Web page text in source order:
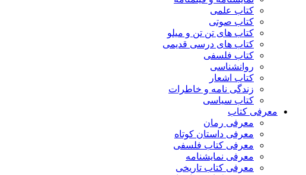
کتاب علمی
کتاب صوتی
کتاب های تن تن و میلو
کتاب های درسی قدیمی
کتاب فلسفی
روانشناسی
کتاب اشعار
زندگی نامه و خاطرات
کتاب سیاسی
معرفی کتاب
معرفی رمان
معرفی داستان کوتاه
معرفی کتاب فلسفی
معرفی نمایشنامه
معرفی کتاب تاریخی